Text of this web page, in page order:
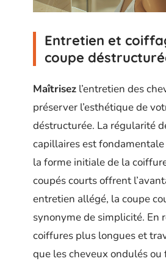
Entretien et
coupe
Maîtrisez l’entretien des
préserver l’esthétique de
déstructurée. La régularité
capillaires est
la forme initiale de la
coupés courts offrent
entretien allégé, la coupe
synonyme de simplicité. En
coiffures plus longues et
que les cheveux ondulés ou